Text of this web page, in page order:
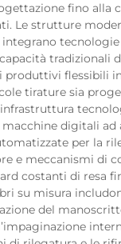
fino alla
Le strutture
tradizionali
produttivi flessibili
tirature sia
digitali ad
per la
e meccanismi di
costanti di resa
su misura
del